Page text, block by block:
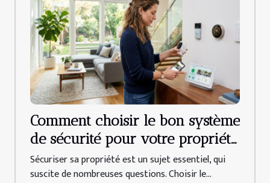
Comment choisir le bon système
de sécurité pour votre propriété
?
Sécuriser sa propriété est un sujet essentiel, qui
suscite de nombreuses questions. Choisir le...